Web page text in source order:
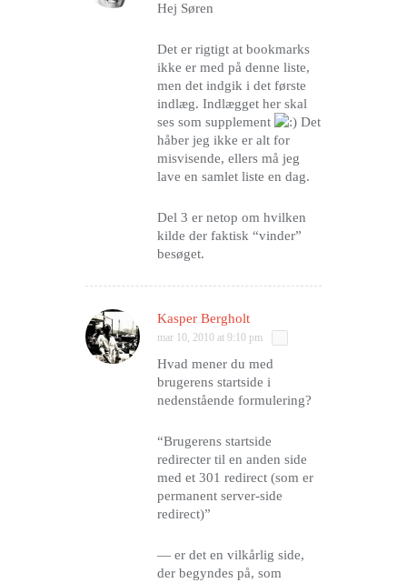
Hej Søren
Det er rigtigt at bookmarks
ikke er med på denne liste,
men det indgik i det første
indlæg. Indlægget her skal
ses som supplement
Det
håber jeg ikke er alt for
misvisende, ellers må jeg
lave en samlet liste en dag.
Del 3 er netop om hvilken
kilde der faktisk “vinder”
besøget.
Kasper Bergholt
mar 10, 2010 at 9:10 pm
Hvad mener du med
brugerens startside i
nedenstående formulering?
“Brugerens startside
redirecter til en anden side
med et 301 redirect (som er
permanent server-side
redirect)”
— er det en vilkårlig side,
der begyndes på, som